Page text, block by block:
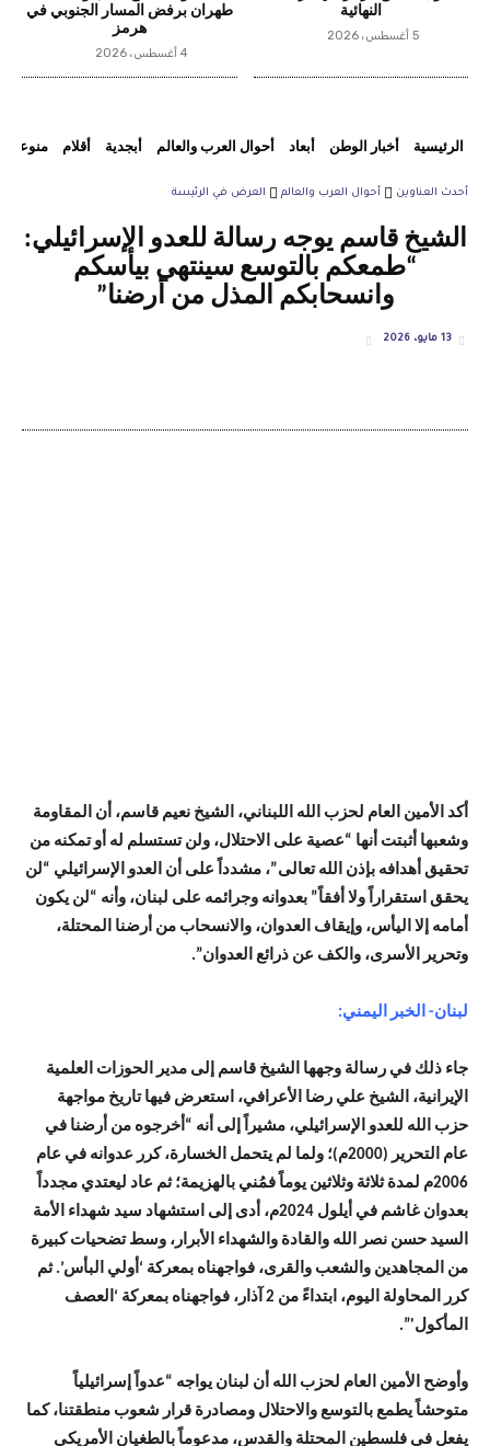
النهائية
5 أغسطس، 2026
طهران برفض المسار الجنوبي في
هرمز
4 أغسطس، 2026